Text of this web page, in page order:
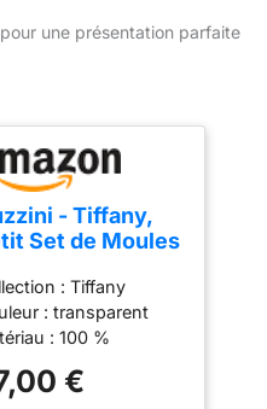
base lestée et 4
à tête
vous permet
facilement des
au bol
et est facile à
Service
Vente】Tous les
Zuccie sont
achetez notre
une présentation parfaite
- Tiffany,
Set de Moules
Ø 30 x
cm - 19950100
: Tiffany
: transparent
: 100 %
fabriqué en Italie
€